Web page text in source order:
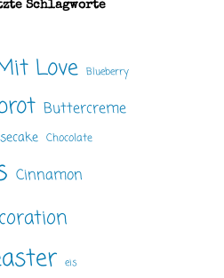
Schlagworte
Love Blueberry
Buttercreme
Chocolate
Cinnamon
eis